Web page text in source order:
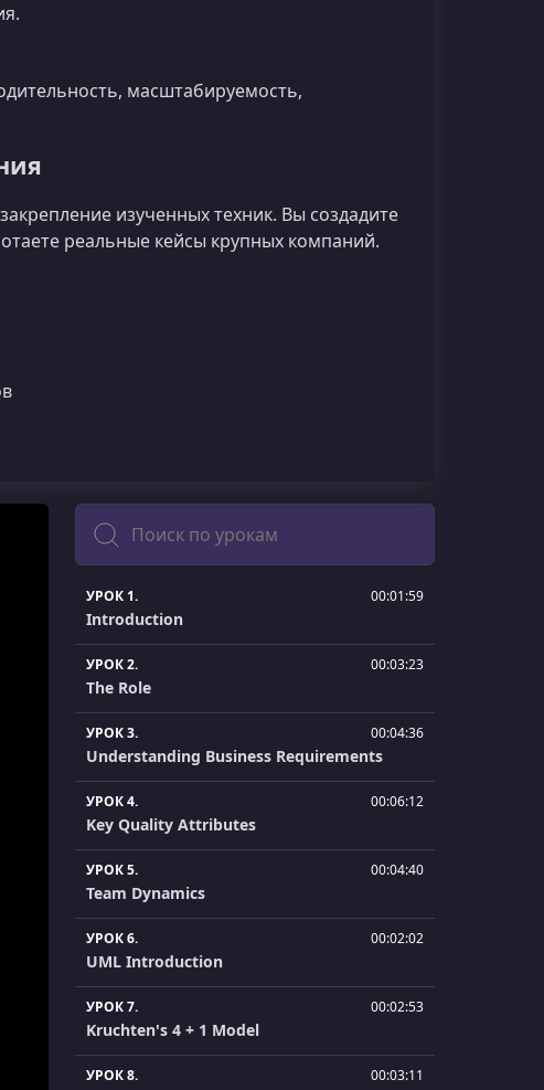
масштабируемость,
изученных техник. Вы создадите
реальные кейсы крупных компаний.
Поиск
УРОК 1. 00:01:59
Introduction
УРОК 2. 00:03:23
The Role
УРОК 3. 00:04:36
Understanding Business Requirements
УРОК 4. 00:06:12
Key Quality Attributes
УРОК 5. 00:04:40
Team Dynamics
УРОК 6. 00:02:02
UML Introduction
УРОК 7. 00:02:53
Kruchten's 4 + 1 Model
УРОК 8. 00:03:11